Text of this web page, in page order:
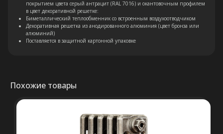
покрытием цвета серый антрацит (RAL 7016) и окантовочным профилем
в цвет декоративной решетке:
Биметаллический теплообменник со встроенным воздухоотводчиком
Декоративная решетка из анодированного алюминия (цвет бронза или
алюминий)
Поставляется в защитной картонной упаковке
Похожие товары
Оставьте свои контакты. Наш
специалист свяжется с Вами в
кратчайшие сроки. Мы знаем
Консультация